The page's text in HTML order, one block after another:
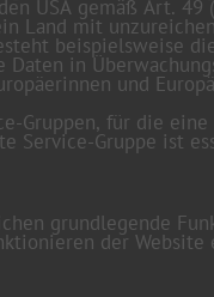
USA gemäß Art. 49
Land mit
beispielsweise
Daten in
und
Gruppen, für die
Service-Gruppe ist
grundlegende
der Website